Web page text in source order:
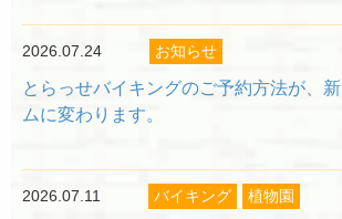
2026.07.24 お知らせ
とらっせバイキングのご予約方法が、
ムに変わります。
2026.07.11 バイキング 植物園